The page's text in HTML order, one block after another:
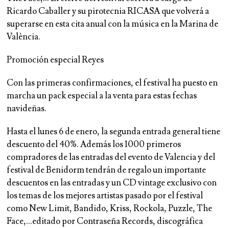
Ricardo Caballer y su pirotecnia RICASA que volverá a
superarse en esta cita anual con la música en la Marina de
València.
Promoción especial Reyes
Con las primeras confirmaciones, el festival ha puesto en
marcha un pack especial a la venta para estas fechas
navideñas.
Hasta el lunes 6 de enero, la segunda entrada general tiene
descuento del 40%. Además los 1000 primeros
compradores de las entradas del evento de Valencia y del
festival de Benidorm tendrán de regalo un importante
descuentos en las entradas y un CD vintage exclusivo con
los temas de los mejores artistas pasado por el festival
como New Limit, Bandido, Kriss, Rockola, Puzzle, The
Face,…editado por Contraseña Records, discográfica